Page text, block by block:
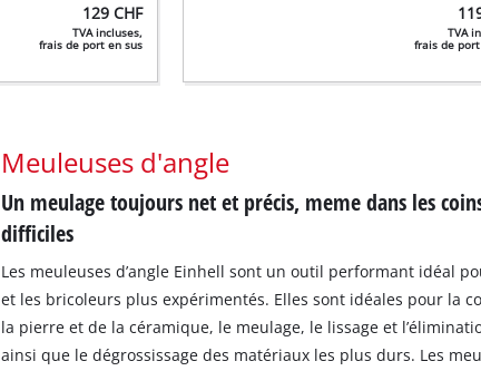
129 CHF
TVA incluses,
frais de port en sus
TVA
frais de
Meuleuses d'angle
Un meulage toujours net et précis, meme dans les
difficiles
Les meuleuses d’angle Einhell sont un outil performant idéal
et les bricoleurs plus expérimentés. Elles sont idéales pour la
la pierre et de la céramique, le meulage, le lissage et
ainsi que le dégrossissage des matériaux les plus durs. Les